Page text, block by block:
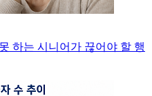
하는 시니어가 끊어야 할 행